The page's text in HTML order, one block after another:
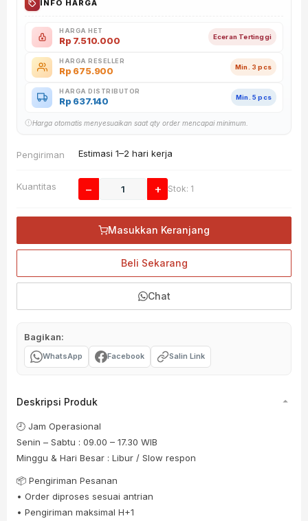
INFO HARGA
HARGA HET
Rp 7.510.000 Eceran Tertinggi
HARGA RESELLER
Rp 675.900 Min. 3 pcs
HARGA DISTRIBUTOR
Rp 637.140 Min. 5 pcs
Harga otomatis menyesuaikan saat qty order mencapai minimum.
Pengiriman Estimasi 1–2 hari kerja
Kuantitas − + Stok: 1
Masukkan Keranjang
Beli Sekarang
Chat
Bagikan:
WhatsApp Facebook Salin Link
Deskripsi Produk
🕘 Jam Operasional
Senin – Sabtu : 09.00 – 17.30 WIB
Minggu & Hari Besar : Libur / Slow respon
📦 Pengiriman Pesanan
• Order diproses sesuai antrian
• Pengiriman maksimal H+1